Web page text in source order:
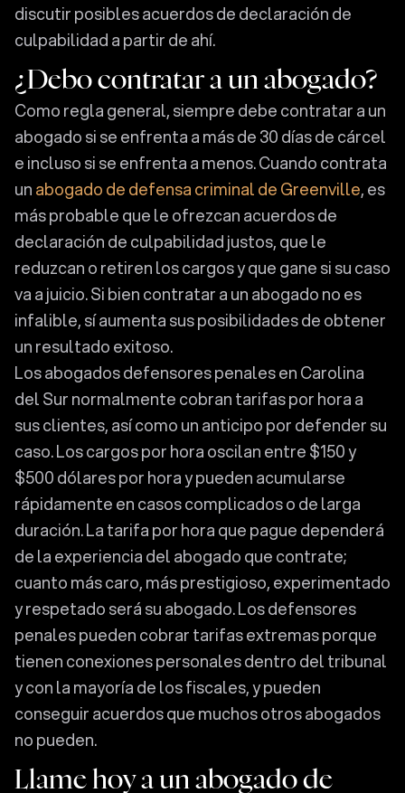
discutir posibles acuerdos de declaración de
culpabilidad a partir de ahí.
¿Debo contratar a un abogado?
Como regla general, siempre debe contratar a un
abogado si se enfrenta a más de 30 días de cárcel
e incluso si se enfrenta a menos. Cuando contrata
unabogado de defensa criminal de Greenville, es
más probable que le ofrezcan acuerdos de
declaración de culpabilidad justos, que le
reduzcan o retiren los cargos y que gane si su caso
va a juicio. Si bien contratar a un abogado no es
infalible, sí aumenta sus posibilidades de obtener
un resultado exitoso.
Los abogados defensores penales en Carolina
del Sur normalmente cobran tarifas por hora a
sus clientes, así como un anticipo por defender su
caso. Los cargos por hora oscilan entre $150 y
$500 dólares por hora y pueden acumularse
rápidamente en casos complicados o de larga
duración. La tarifa por hora que pague dependerá
de la experiencia del abogado que contrate;
cuanto más caro, más prestigioso, experimentado
y respetado será su abogado. Los defensores
penales pueden cobrar tarifas extremas porque
tienen conexiones personales dentro del tribunal
y con la mayoría de los fiscales, y pueden
conseguir acuerdos que muchos otros abogados
no pueden.
Llame hoy a un abogado de